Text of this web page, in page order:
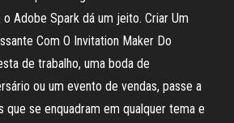
Adobe Spark dá um jeito. Criar Um
Com O Invitation Maker Do
de trabalho, uma boda de
ou um evento de vendas, passe a
que se enquadram em qualquer tema e